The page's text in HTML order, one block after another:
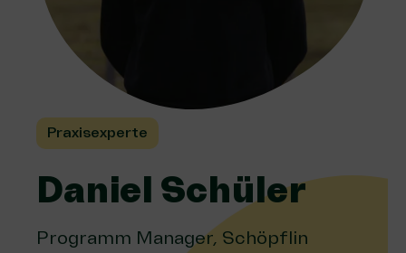
Praxisexperte
Daniel Schüler
Programm Manager, Schöpflin